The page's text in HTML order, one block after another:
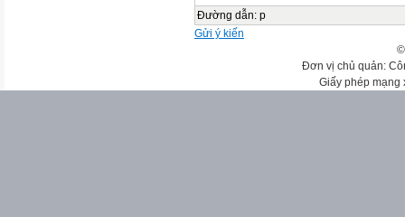
Đường dẫn: p
Gửi ý kiến
Đơn vị chủ quản:
Giấy phép mạng